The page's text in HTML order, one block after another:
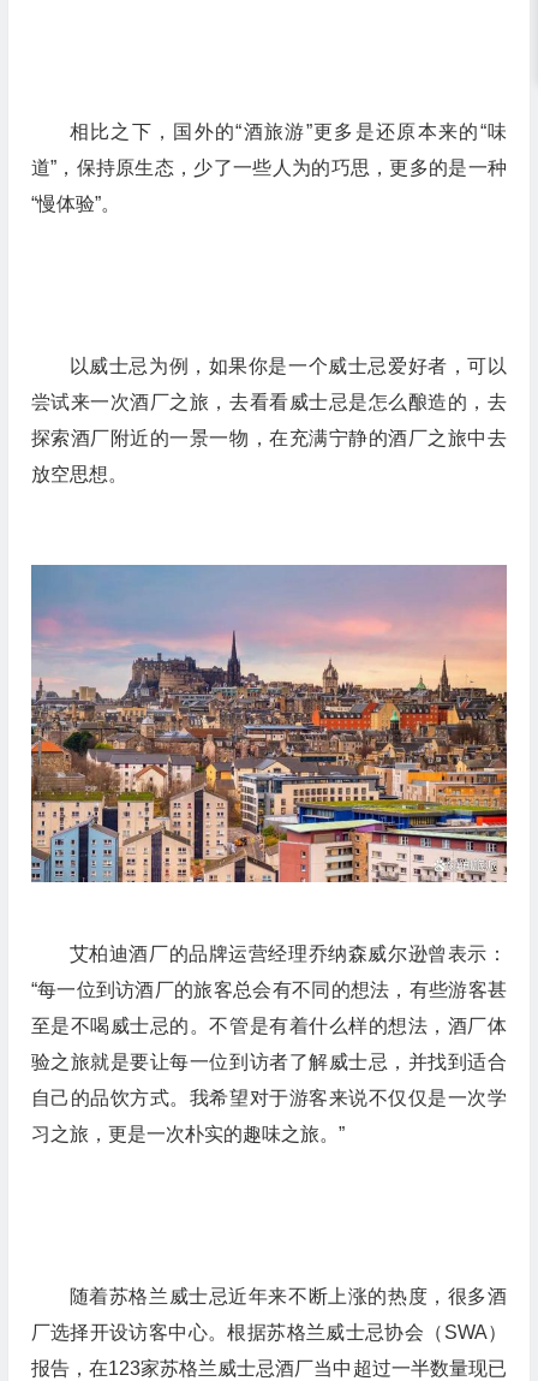
相比之下，国外的“酒旅游”更多是还原本来的“味
道”，保持原生态，少了一些人为的巧思，更多的是一种
“慢体验”。
以威士忌为例，如果你是一个威士忌爱好者，可以
尝试来一次酒厂之旅，去看看威士忌是怎么酿造的，去
探索酒厂附近的一景一物，在充满宁静的酒厂之旅中去
放空思想。
艾柏迪酒厂的品牌运营经理乔纳森威尔逊曾表示：
“每一位到访酒厂的旅客总会有不同的想法，有些游客甚
至是不喝威士忌的。不管是有着什么样的想法，酒厂体
验之旅就是要让每一位到访者了解威士忌，并找到适合
自己的品饮方式。我希望对于游客来说不仅仅是一次学
习之旅，更是一次朴实的趣味之旅。”
随着苏格兰威士忌近年来不断上涨的热度，很多酒
厂选择开设访客中心。根据苏格兰威士忌协会（SWA）
报告，在123家苏格兰威士忌酒厂当中超过一半数量现已